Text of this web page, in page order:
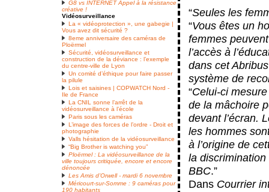
G8 vs INTERNET Appel à la résistance
créative !
Vidéosurveillance
La « vidéoprotection », une gabegie |
Vous avez dit sécurité ?
8eme anniversaire des caméras de
Ploërmel
Sécurité, vidéosurveillance et
construction de la déviance : l’exemple
du centre-ville de Lyon
Un comité d’éthique pour faire passer
la pilule
Lois et saisines | COPWATCH Nord -
Ile de France
La CNIL sonne l’arrêt de la
vidéosurveillance à l’école
Paris sous les caméras
L’image des forces de l’ordre - Droit et
photographie
Valls hésitation de la vidéosurveillance
“Big Brother is watching you”
Ploërmel : La vidéosurveillance de la
ville toujours critiquée, encore et encore
dénoncée
Les Amis d’Orwell - mardi 6 novembre
Méricourt-sur-Somme : 9 caméras pour
190 habitants
“Seules les
“Vous êtes un
femmes
l’accès à
dans cet
système de
“Celui-ci
de la mâchoire
devant l’écran.
les hommes
à l’origine de
la
BBC.”
Dans Courrier